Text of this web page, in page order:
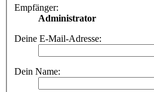
Empfänger:
Administrator
Deine E-Mail-Adresse:
Dein Name: